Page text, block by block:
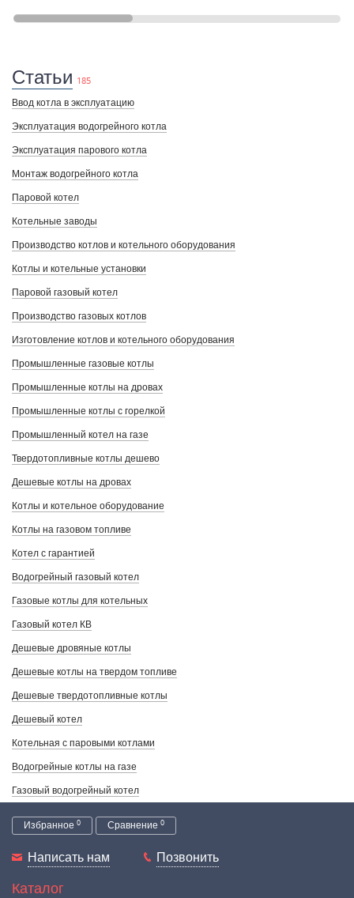
Статьи 185
Ввод котла в эксплуатацию
Эксплуатация водогрейного котла
Эксплуатация парового котла
Монтаж водогрейного котла
Паровой котел
Котельные заводы
Производство котлов и котельного оборудования
Котлы и котельные установки
Паровой газовый котел
Производство газовых котлов
Изготовление котлов и котельного оборудования
Промышленные газовые котлы
Промышленные котлы на дровах
Промышленные котлы с горелкой
Промышленный котел на газе
Твердотопливные котлы дешево
Дешевые котлы на дровах
Котлы и котельное оборудование
Котлы на газовом топливе
Котел с гарантией
Водогрейный газовый котел
Газовые котлы для котельных
Газовый котел КВ
Дешевые дровяные котлы
Дешевые котлы на твердом топливе
Дешевые твердотопливные котлы
Дешевый котел
Котельная с паровыми котлами
Водогрейные котлы на газе
Газовый водогрейный котел
Избранное 0 Сравнение 0
Написать нам Позвонить
Каталог